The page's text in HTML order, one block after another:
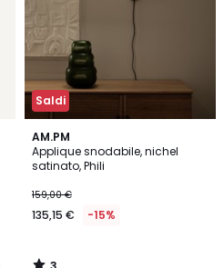
Saldi
AM.PM
Applique snodabile, nichel
satinato, Phili
159,00 €
135,15 € -15%
3
/
5